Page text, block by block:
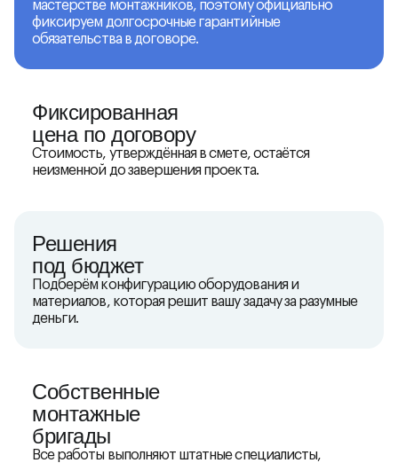
мастерстве монтажников, поэтому официально
фиксируем долгосрочные гарантийные
обязательства в договоре.
Фиксированная
цена по договору
Стоимость, утверждённая в смете, остаётся
неизменной до завершения проекта.
Решения
под бюджет
Подберём конфигурацию оборудования и
материалов, которая решит вашу задачу за разумные
деньги.
Собственные
монтажные
бригады
Все работы выполняют штатные специалисты,